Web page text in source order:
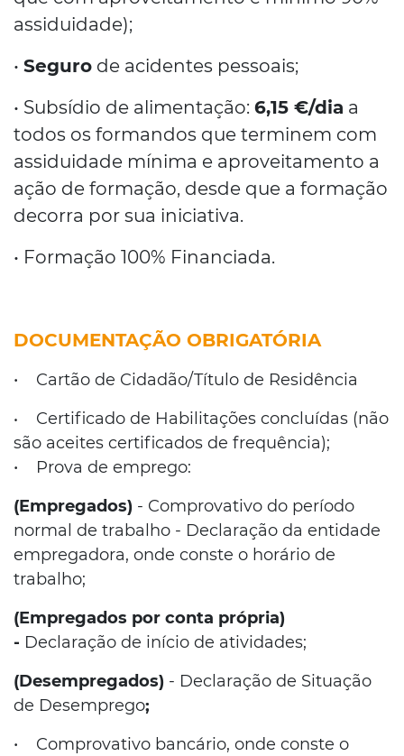
assiduidade);
• Seguro de acidentes pessoais;
• Subsídio de alimentação: 6,15 €/dia a
todos os formandos que terminem com
assiduidade mínima e aproveitamento a
ação de formação, desde que a formação
decorra por sua iniciativa.
• Formação 100% Financiada.
DOCUMENTAÇÃO OBRIGATÓRIA
• Cartão de Cidadão/Título de Residência
• Certificado de Habilitações concluídas (não
são aceites certificados de frequência);
• Prova de emprego:
(Empregados) - Comprovativo do período
normal de trabalho - Declaração da entidade
empregadora, onde conste o horário de
trabalho;
(Empregados por conta própria)
- Declaração de início de atividades;
(Desempregados) - Declaração de Situação
de Desemprego;
• Comprovativo bancário, onde conste o